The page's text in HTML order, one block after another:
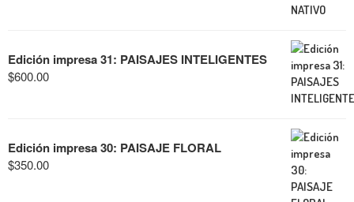
Edición impresa 31: PAISAJES INTELIGENTES
$600.00
Edición impresa 30: PAISAJE FLORAL
$350.00